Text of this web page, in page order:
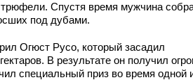
Спустя время мужчина
под дубами.
Огюст Русо, который засадил
В результате он получил
специальный приз во время одной